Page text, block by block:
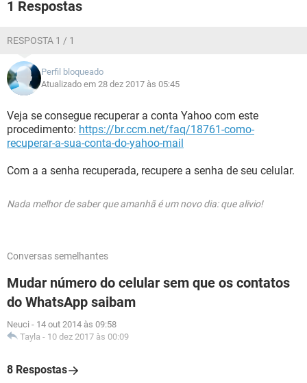
1 Respostas
RESPOSTA 1 / 1
Perfil bloqueado
Atualizado em 28 dez 2017 às 05:45
Veja se consegue recuperar a conta Yahoo com este
procedimento: https://br.ccm.net/faq/18761-como-
recuperar-a-sua-conta-do-yahoo-mail
Com a a senha recuperada, recupere a senha de seu celular.
Nada melhor de saber que amanhã é um novo dia: que alivio!
Conversas semelhantes
Mudar número do celular sem que os contatos
do WhatsApp saibam
Neuci - 14 out 2014 às 09:58
Tayla - 10 dez 2017 às 00:09
8 Respostas